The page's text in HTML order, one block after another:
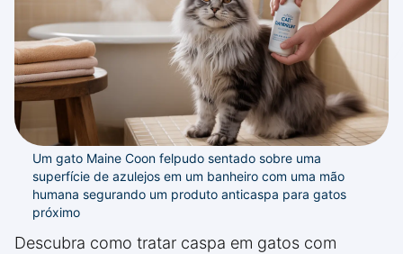
Um gato Maine Coon felpudo sentado sobre uma
superfície de azulejos em um banheiro com uma mão
humana segurando um produto anticaspa para gatos
próximo
Descubra como tratar caspa em gatos com